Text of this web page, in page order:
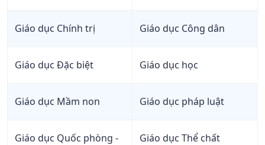
Giáo dục Chính trị Giáo dục Công dân
Giáo dục Đặc biệt Giáo dục học
Giáo dục Mầm non Giáo dục pháp luật
Giáo dục Quốc phòng -
Giáo dục Thể chất